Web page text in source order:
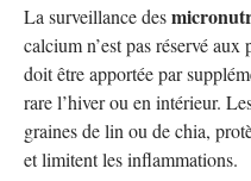
La surveillance des
calcium n’est pas réservé
doit être apportée par
rare l’hiver ou en intérieur.
graines de lin ou de chia,
et limitent les inflammations.